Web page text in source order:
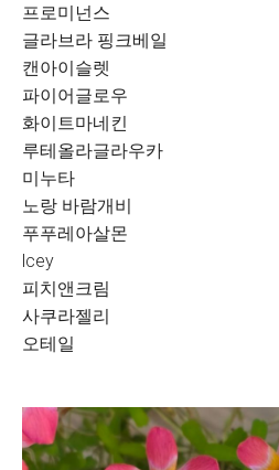
프로미넌스
글라브라 핑크베일
캔아이슬렛
파이어글로우
화이트마네킨
루테올라글라우카
미누타
노랑 바람개비
푸푸레아살몬
lcey
피치앤크림
사쿠라젤리
오테일